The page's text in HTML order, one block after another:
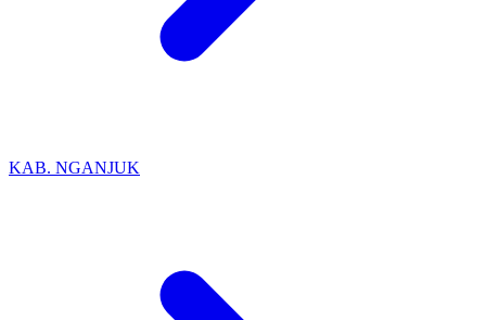
KAB. NGANJUK